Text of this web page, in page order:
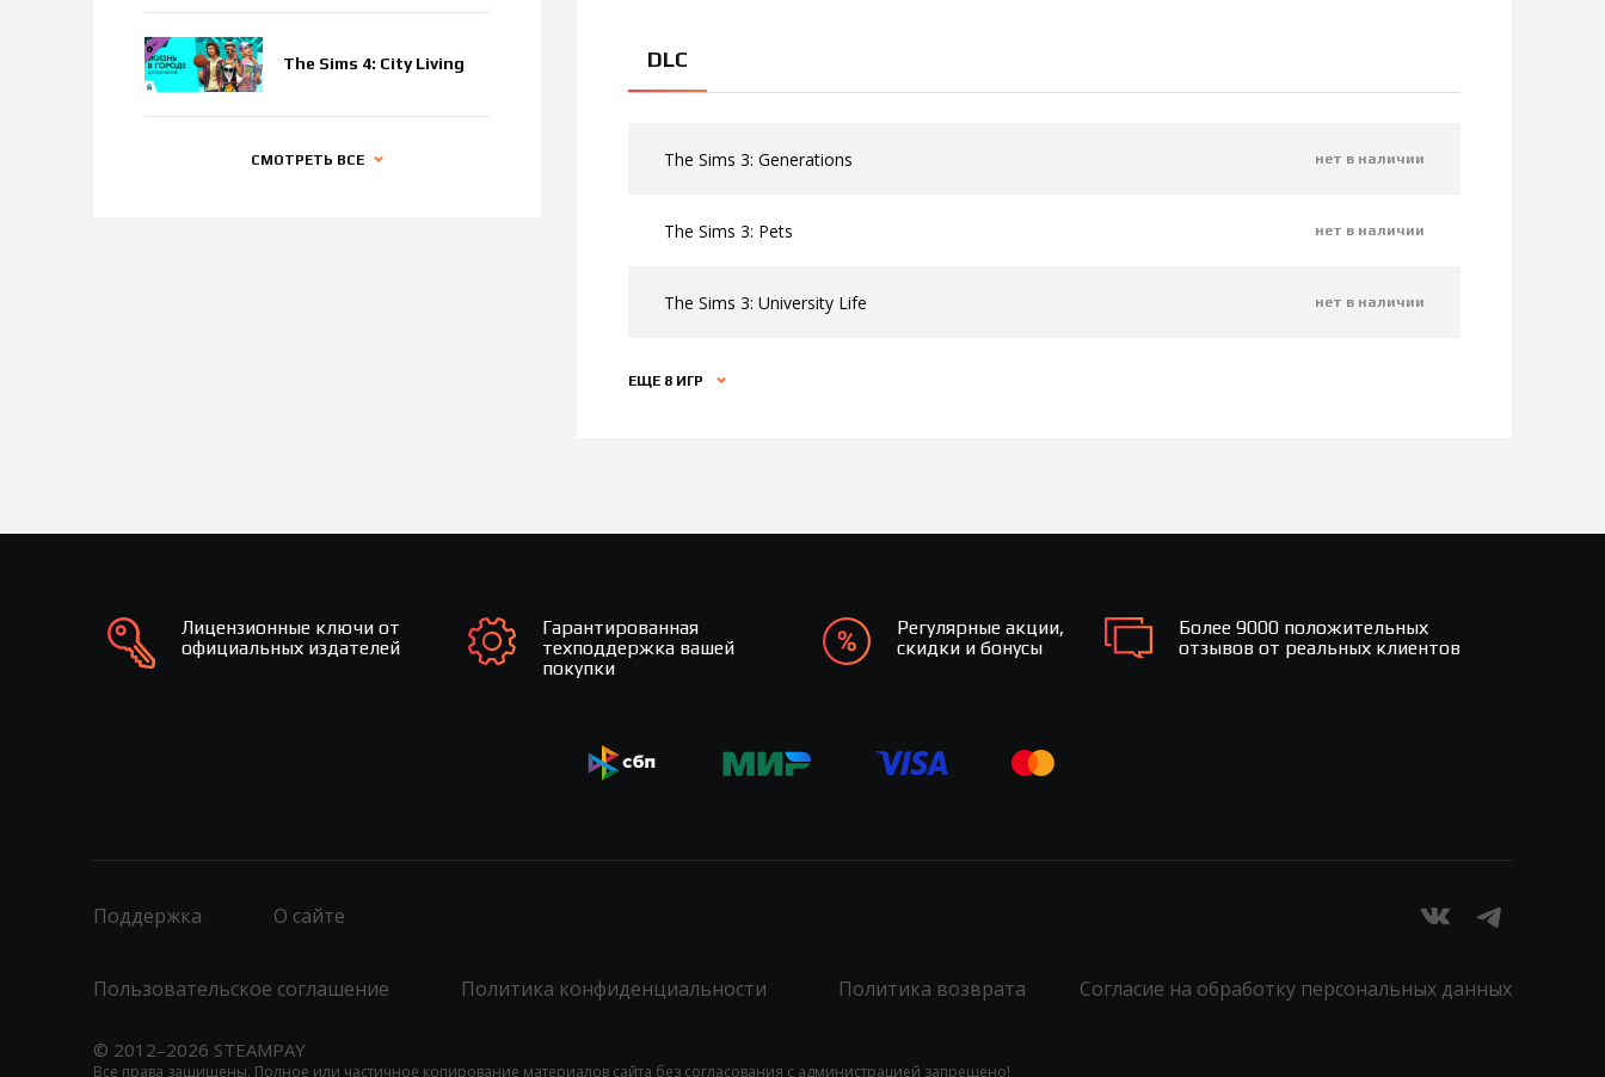
The Sims 4: City Living
СМОТРЕТЬ ВСЕ
DLC
The Sims 3: Generations нет в наличии
The Sims 3: Pets нет в наличии
The Sims 3: University Life нет в наличии
ЕЩЕ 8 ИГР
Лицензионные ключи от
официальных издателей
Гарантированная
техподдержка вашей
покупки
Регулярные акции,
скидки и бонусы
Более 9000 положительных
отзывов от реальных клиентов
© 2012–2026 STEAMPAY
Все права защищены. Полное или частичное копирование материалов сайта без согласования с администрацией запрещено!
Поддержка О сайте
Пользовательское соглашение Политика конфиденциальности Политика возврата Согласие на обработку персональных данных